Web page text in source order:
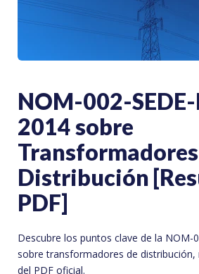
NOM-002-SEDE-
2014 sobre
Distribución
PDF]
Descubre los puntos clave de la NOM-
sobre transformadores de distribución,
del PDF oficial.